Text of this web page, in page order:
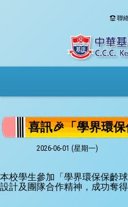
聯
喜訊🎉「學界環
2026-06-01 (星期一)
本校學生參加「學界環保保齡
設計及團隊合作精神，成功奪